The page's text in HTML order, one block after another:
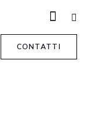
CONTATTI